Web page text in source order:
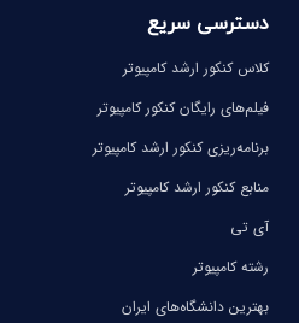
دسترسی سریع
کلاس کنکور ارشد کامپیوتر
فیلم‌های رایگان کنکور کامپیوتر
برنامه‌ریزی کنکور ارشد کامپیوتر
منابع کنکور ارشد کامپیوتر
آی تی
رشته کامپیوتر
بهترین دانشگاه‌های ایران